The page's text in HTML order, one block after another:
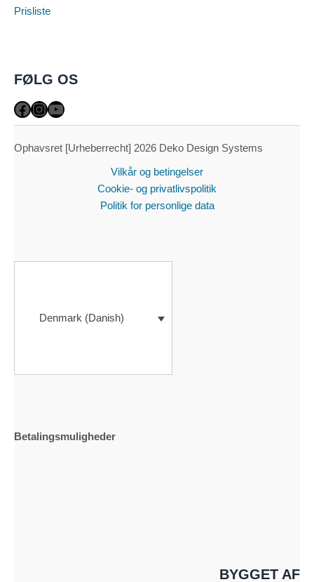
Prisliste
FØLG OS
Facebook
Instagram
YouTube
Ophavsret [Urheberrecht] 2026 Deko Design Systems
Vilkår og betingelser
Cookie- og privatlivspolitik
Politik for personlige data
Denmark (Danish)
Betalingsmuligheder
BYGGET AF